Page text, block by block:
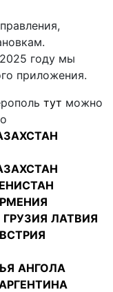
году мы
приложения.
тут можно
ГРУЗИЯ ЛАТВИЯ
АНГОЛА